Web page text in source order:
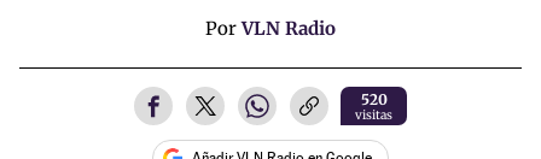
PorVLN Radio
520
visitas